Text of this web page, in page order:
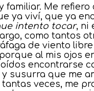
familiar. Me refiero
ya viví, que ya
intento tocar, ni
como tantos
de viento
al mis ojos
encontrarse
susurra que me
veces, me